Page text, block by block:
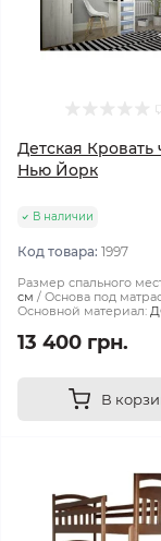
Детская Кровать
Нью Йорк
В наличии
Код товара: 1997
Размер спального
см
Основа под
Основной материал:
13 400 грн.
В